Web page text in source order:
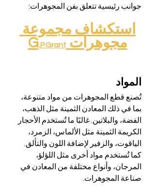
جوانب رئيسية تتعلق بفن المجوهرات:
استكشاف مجموعة
مجوهرات G.P.Grant
المواد
تُصنع قطع المجوهرات من مواد متنوعة،
بما في ذلك المعادن الثمينة مثل الذهب،
الفضة، والبلاتين. غالبًا ما تُستخدم الأحجار
الكريمة الثمينة مثل الألماس، الزمرد،
الياقوت، والزفير لإضافة اللون والتألق.
كما تُستخدم مواد أخرى مثل اللؤلؤ،
المرجان، وأنواع مختلفة من المعادن في
صناعة المجوهرات.